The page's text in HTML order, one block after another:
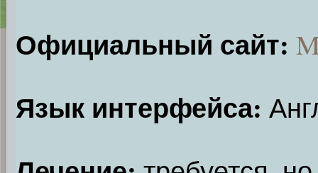
Официальный сайт:
Язык интерфейса: